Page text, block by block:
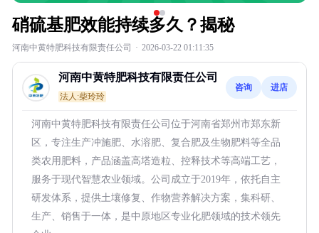
硝硫基肥效能持续多久？揭秘
河南中黄特肥科技有限责任公司 · 2026-03-22 01:11:35
河南中黄特肥科技有限责任公司
法人:柴玲玲
咨询 进店
河南中黄特肥科技有限责任公司位于河南省郑州市郑东新
区，专注生产冲施肥、水溶肥、复合肥及生物肥料等全品
类农用肥料，产品涵盖高塔造粒、控释技术等高端工艺，
服务于现代智慧农业领域。公司成立于2019年，依托自主
研发体系，提供土壤修复、作物营养解决方案，集科研、
生产、销售于一体，是中原地区专业化肥领域的技术领先